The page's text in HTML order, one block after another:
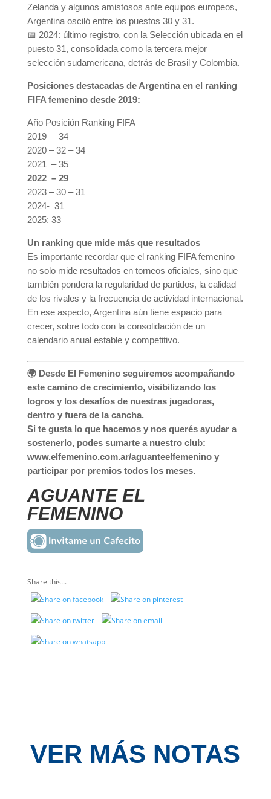
Zelanda y algunos amistosos ante equipos europeos,
Argentina osciló entre los puestos 30 y 31.
📅 2024: último registro, con la Selección ubicada en el
puesto 31, consolidada como la tercera mejor
selección sudamericana, detrás de Brasil y Colombia.
Posiciones destacadas de Argentina en el ranking
FIFA femenino desde 2019:
Año Posición Ranking FIFA
2019 – 34
2020 – 32 – 34
2021 – 35
2022 – 29
2023 – 30 – 31
2024- 31
2025: 33
Un ranking que mide más que resultados
Es importante recordar que el ranking FIFA femenino
no solo mide resultados en torneos oficiales, sino que
también pondera la regularidad de partidos, la calidad
de los rivales y la frecuencia de actividad internacional.
En ese aspecto, Argentina aún tiene espacio para
crecer, sobre todo con la consolidación de un
calendario anual estable y competitivo.
🌍 Desde El Femenino seguiremos acompañando
este camino de crecimiento, visibilizando los
logros y los desafíos de nuestras jugadoras,
dentro y fuera de la cancha.
Si te gusta lo que hacemos y nos querés ayudar a
sostenerlo, podes sumarte a nuestro club:
www.elfemenino.com.ar/aguanteelfemenino y
participar por premios todos los meses.
AGUANTE EL
FEMENINO
Share this...
VER MÁS NOTAS